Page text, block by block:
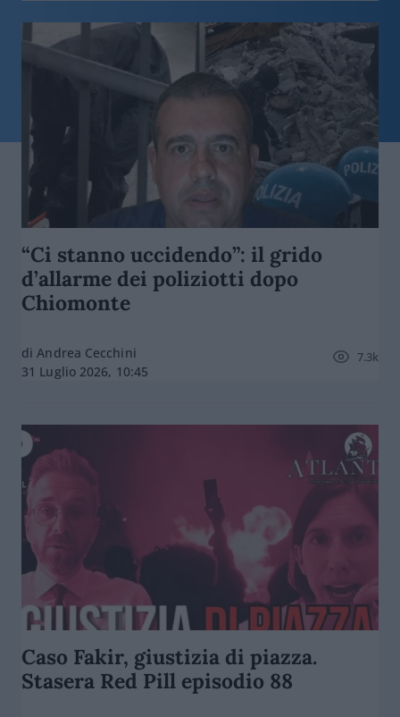
“Ci stanno uccidendo”: il grido
d’allarme dei poliziotti dopo
Chiomonte
di Andrea Cecchini
31 Luglio 2026, 10:45
7.3k
Caso Fakir, giustizia di piazza.
Stasera Red Pill episodio 88